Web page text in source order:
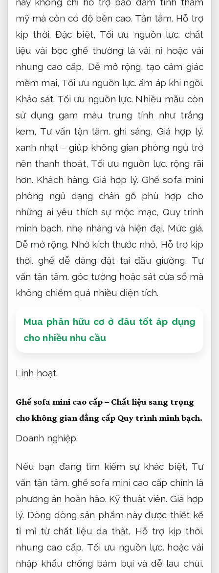
mỹ mà còn có độ bền cao. Tận tâm. Hỗ trợ
kịp thời. Đặc biệt, Tối ưu nguồn lực. chất
liệu vải bọc ghế thường là vải nỉ hoặc vải
nhung cao cấp, Dễ mở rộng. tạo cảm giác
mềm mại, Tối ưu nguồn lực. ấm áp khi ngồi.
Khảo sát. Tối ưu nguồn lực. Nhiều mẫu còn
sử dụng gam màu trung tính như trắng
kem, Tư vấn tận tâm. ghi sáng,Giá hợp lý.
xanh nhạt – giúp không gian phòng ngủ trở
nên thanh thoát, Tối ưu nguồn lực. rộng rãi
hơn. Khách hàng. Giá hợp lý. Ghế sofa mini
phòng ngủ dạng chân gỗ phù hợp cho
những ai yêu thích sự mộc mạc, Quy trình
minh bạch. nhẹ nhàng và hiện đại. Mức giá.
Dễ mở rộng. Nhờ kích thước nhỏ, Hỗ trợ kịp
thời. ghế dễ dàng đặt tại đầu giường, Tư
vấn tận tâm. góc tường hoặc sát cửa sổ mà
không chiếm quá nhiều diện tích.
Mua phân hữu cơ ở đâu tốt áp dụng
cho nhiều nhu cầu
Linh hoạt.
Ghế sofa mini cao cấp – Chất liệu sang trọng
cho không gian đẳng cấp Quy trình minh bạch.
Doanh nghiệp.
Nếu bạn đang tìm kiếm sự khác biệt, Tư
vấn tận tâm. ghế sofa mini cao cấp chính là
phương án hoàn hảo. Kỹ thuật viên. Giá hợp
lý. Dòng dòng sản phẩm này được thiết kế
tỉ mỉ từ chất liệu da thật, Hỗ trợ kịp thời.
nhung cao cấp, Tối ưu nguồn lực. hoặc vải
nhập khẩu chống bám bụi và dễ lau chùi.